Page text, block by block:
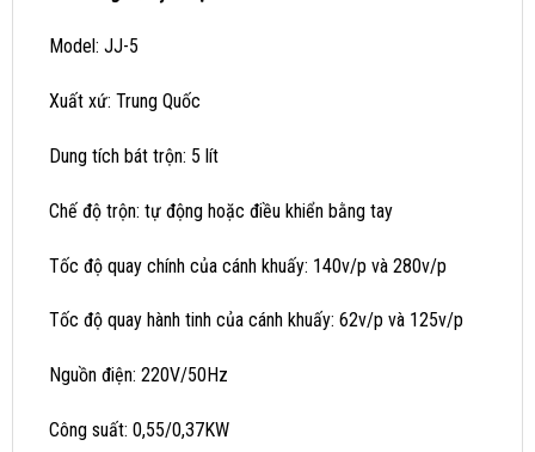
Model: JJ-5
Xuất xứ: Trung Quốc
Dung tích bát trộn: 5 lít
Chế độ trộn: tự động hoặc điều khiển bằng tay
Tốc độ quay chính của cánh khuấy: 140v/p và 280v/p
Tốc độ quay hành tinh của cánh khuấy: 62v/p và 125v/p
Nguồn điện: 220V/50Hz
Công suất: 0,55/0,37KW